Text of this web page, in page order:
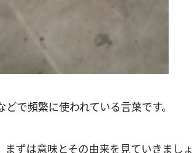
で頻繁に使われている言葉です。
ずは意味とその由来を見ていきましょ